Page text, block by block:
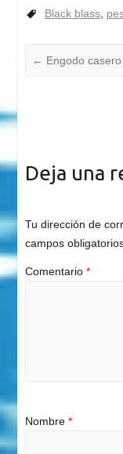
Black blass,
← Engodo
Deja una
Tu dirección de
campos
Comentario *
Nombre *